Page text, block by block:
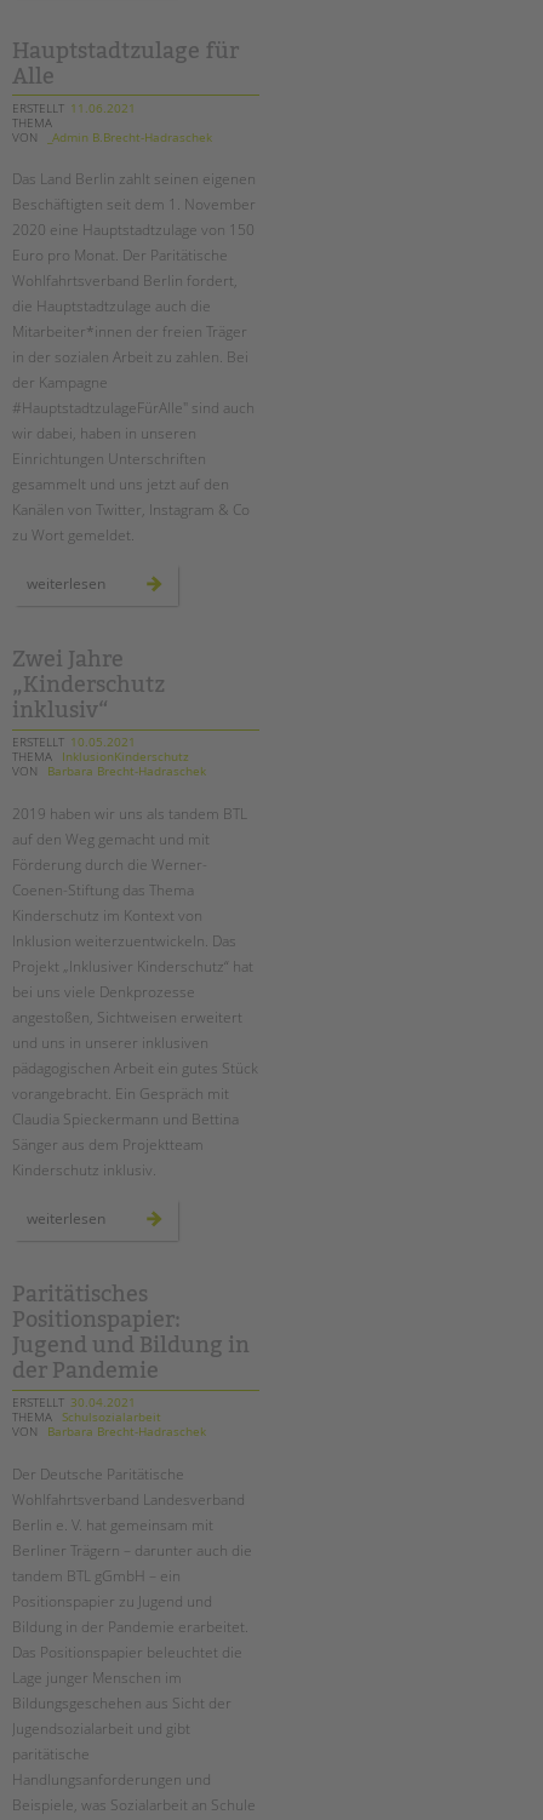
da!
Hauptstadtzulage für
Alle
ERSTELLT 11.06.2021
THEMA
VON
_Admin B.Brecht-Hadraschek
Das Land Berlin zahlt seinen eigenen
Beschäftigten seit dem 1. November
2020 eine Hauptstadtzulage von 150
Euro pro Monat. Der Paritätische
Wohlfahrtsverband Berlin fordert,
die Hauptstadtzulage auch die
Mitarbeiter*innen der freien Träger
in der sozialen Arbeit zu zahlen. Bei
der Kampagne
#HauptstadtzulageFürAlle" sind auch
wir dabei, haben in unseren
Einrichtungen Unterschriften
gesammelt und uns jetzt auf den
Kanälen von Twitter, Instagram & Co
zu Wort gemeldet.
weiterlesen hauptstadtzulage
Zwei Jahre
„Kinderschutz
inklusiv“
ERSTELLT 10.05.2021
THEMA
InklusionKinderschutz
VON
Barbara Brecht-Hadraschek
2019 haben wir uns als tandem BTL
auf den Weg gemacht und mit
Förderung durch die Werner-
Coenen-Stiftung das Thema
Kinderschutz im Kontext von
Inklusion weiterzuentwickeln. Das
Projekt „Inklusiver Kinderschutz“ hat
bei uns viele Denkprozesse
angestoßen, Sichtweisen erweitert
und uns in unserer inklusiven
pädagogischen Arbeit ein gutes Stück
vorangebracht. Ein Gespräch mit
Claudia Spieckermann und Bettina
Sänger aus dem Projektteam
Kinderschutz inklusiv.
weiterlesen
Paritätisches
Positionspapier:
Jugend und Bildung in
der Pandemie
ERSTELLT 30.04.2021
THEMA Schulsozialarbeit
VON
Barbara Brecht-Hadraschek
Der Deutsche Paritätische
Wohlfahrtsverband Landesverband
Berlin e. V. hat gemeinsam mit
Berliner Trägern – darunter auch die
tandem BTL gGmbH – ein
Positionspapier zu Jugend und
Bildung in der Pandemie erarbeitet.
Das Positionspapier beleuchtet die
Lage junger Menschen im
Bildungsgeschehen aus Sicht der
Jugendsozialarbeit und gibt
paritätische
Handlungsanforderungen und
Beispiele, was Sozialarbeit an Schule